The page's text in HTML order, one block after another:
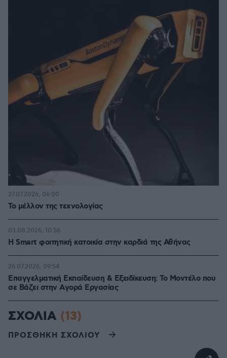
Το μέλλον της τεχνολογίας
27.07.2026, 06:00
Η Smart φοιτητική κατοικία στην καρδιά της Αθήνας
03.08.2026, 10:56
Επαγγελματική Εκπαίδευση & Εξειδίκευση: Το Mοντέλο που
σε Bάζει στην Aγορά Eργασίας
26.07.2026, 09:54
ΣΧΟΛΙΑ (13)
ΠΡΟΣΘΗΚΗ ΣΧΟΛΙΟΥ